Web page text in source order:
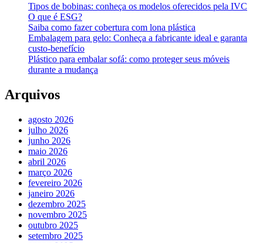
Tipos de bobinas: conheça os modelos oferecidos pela IVC
O que é ESG?
Saiba como fazer cobertura com lona plástica
Embalagem para gelo: Conheça a fabricante ideal e garanta
custo-benefício
Plástico para embalar sofá: como proteger seus móveis
durante a mudança
Arquivos
agosto 2026
julho 2026
junho 2026
maio 2026
abril 2026
março 2026
fevereiro 2026
janeiro 2026
dezembro 2025
novembro 2025
outubro 2025
setembro 2025